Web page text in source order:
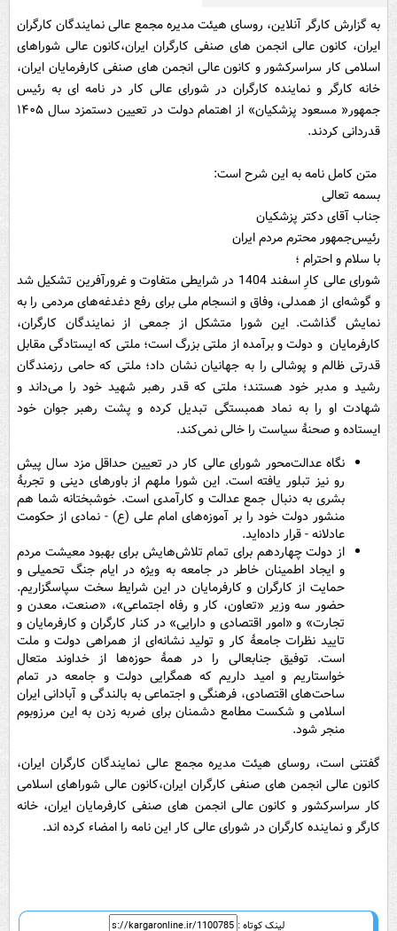
به گزارش کارگر آنلاین، روسای هیئت مدیره مجمع عالی نمایندگان کارگران
ایران، کانون عالی انجمن های صنفی کارگران ایران،کانون عالی شوراهای
اسلامی کار سراسرکشور و کانون عالی انجمن های صنفی کارفرمایان ایران،
خانه کارگر و نماینده کارگران در شورای عالی کار در نامه ای به رئیس
جمهور« مسعود پزشکیان» از اهتمام دولت در تعیین دستمزد سال ۱۴۰۵
قدردانی کردند.
متن کامل نامه به این شرح است:
بسمه تعالی
جناب آقای دکتر پزشکیان
رئیس‌جمهور محترم مردم ایران
با سلام و احترام ؛
شورای عالی کارِ اسفند 1404 در شرایطی متفاوت و غرورآفرین تشکیل شد
و گوشه‌ای از همدلی، وفاق و انسجام ملی برای رفع دغدغه‌های مردمی را به
نمایش گذاشت. این شورا متشکل از جمعی از نمایندگان کارگران،
کارفرمایان و دولت و برآمده از ملتی بزرگ است؛ ملتی که ایستادگی مقابل
قدرتی ظالم و پوشالی را به جهانیان نشان داد؛ ملتی که حامی رزمندگان
رشید و مدبر خود هستند؛ ملتی که قدر رهبر شهید خود را می‌داند و
شهادت او را به نماد همبستگی تبدیل کرده و پشت رهبر جوان خود
ایستاده و صحنۀ سیاست را خالی نمی‌کند.
نگاه عدالت‌محور شورای عالی کار در تعیین حداقل مزد سال پیش
رو نیز تبلور یافته است. این شورا ملهم از باورهای دینی و تجربۀ
بشری به دنبال جمع عدالت و کارآمدی است. خوشبختانه شما هم
منشور دولت خود را بر آموزه‌های امام علی (ع) - نمادی از حکومت
عادلانه - قرار داده‌اید.
از دولت چهاردهم برای تمام تلاش‌هایش برای بهبود معیشت مردم
و ایجاد اطمینان خاطر در جامعه به ویژه در ایام جنگ تحمیلی و
حمایت از کارگران و کارفرمایان در این شرایط سخت سپاسگزاریم.
حضور سه وزیر «تعاون، کار و رفاه اجتماعی»، «صنعت، معدن و
تجارت» و «امور اقتصادی و دارایی» در کنار کارگران و کارفرمایان و
تایید نظرات جامعۀ کار و تولید نشانه‌ای از همراهی دولت و ملت
است. توفیق جنابعالی را در همۀ حوزه‌ها از خداوند متعال
خواستاریم و امید داریم که همگرایی دولت و جامعه در تمام
ساحت‌های اقتصادی، فرهنگی و اجتماعی به بالندگی و آبادانی ایران
اسلامی و شکست مطامع دشمنان برای ضربه زدن به این مرزوبوم
منجر شود.
گفتنی است، روسای هیئت مدیره مجمع عالی نمایندگان کارگران ایران،
کانون عالی انجمن های صنفی کارگران ایران،کانون عالی شوراهای اسلامی
کار سراسرکشور و کانون عالی انجمن های صنفی کارفرمایان ایران، خانه
کارگر و نماینده کارگران در شورای عالی کار این نامه را امضاء کرده اند.
لینک کوتاه :